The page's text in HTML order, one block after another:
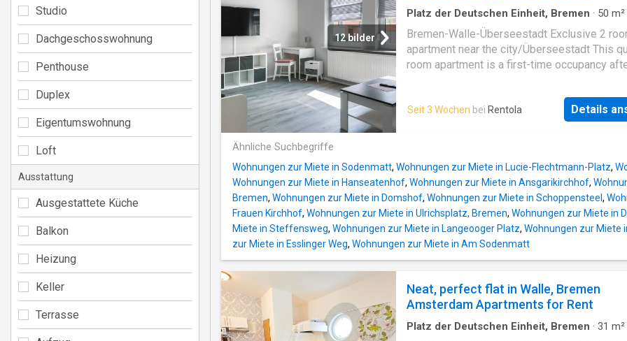
12 bilder
Platz der Deutschen Einheit, Bremen · 50 m²
Wohnung
Bremen-Walle-Überseestadt Exclusive 2
apartment near the city/Überseestadt This
room apartment is a first-time occupancy
The 2 rooms are fitted out as fitter rooms,
their own salite TV and internet access. The
fitters/craftsmen or managers. A regular
service is available for a fee. The rent
additional costs for electricity, water, gas
an average value, additional consumption
charged to the tenant) and internet fees.
The apartment was extensively renovated in
and furnished to a high standard. The
the apartment is covered with high-quality
flooring and the kitchen with balcony has a
equipped fitted kitchen. The 2 rooms were
Seit 3 Wochen bei Rentola Details
Ähnliche Suchbegriffe
Wohnungen zur Miete in Sodenmatt, Wohnungen zur Miete in Lucie-Flechtmann-Platz,
Wohnungen zur Miete in Hanseatenhof, Wohnungen zur Miete in Ansgarikirchhof,
Bremen, Wohnungen zur Miete in Domshof, Wohnungen zur Miete in Schoppensteel ,
Frauen Kirchhof, Wohnungen zur Miete in Ulrichsplatz, Bremen, Wohnungen zur Miete in
Miete in Steffensweg, Wohnungen zur Miete in Langeooger Platz, Wohnungen zur Miete
zur Miete in Esslinger Weg, Wohnungen zur Miete in Am Sodenmatt
Neat, perfect flat in Walle, Bremen
Amsterdam Apartments for Rent
Platz der Deutschen Einheit, Bremen · 31 m²
Studio
Dachgeschosswohnung
Penthouse
Duplex
Eigentumswohnung
Loft
Ausstattung
Ausgestattete Küche
Balkon
Heizung
Keller
Terrasse